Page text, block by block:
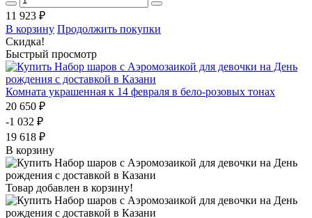
11 923 ₽
В корзину Продолжить покупки
Скидка!
Быстрый просмотр
Комната украшенная к 14 февраля в бело-розовых тонах
20 650 ₽
-1 032 ₽
19 618 ₽
В корзину
Товар добавлен в корзину!